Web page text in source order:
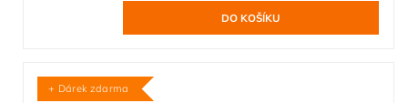
+ Dárek zdarma